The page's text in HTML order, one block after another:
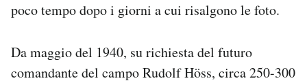
poco tempo dopo i giorni a cui risalgono le foto.
Da maggio del 1940, su richiesta del futuro
comandante del campo Rudolf Höss, circa 250-300